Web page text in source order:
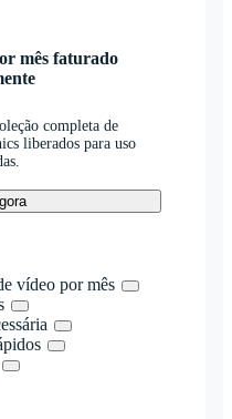
mês faturado
completa de
liberados para uso
vídeo por mês